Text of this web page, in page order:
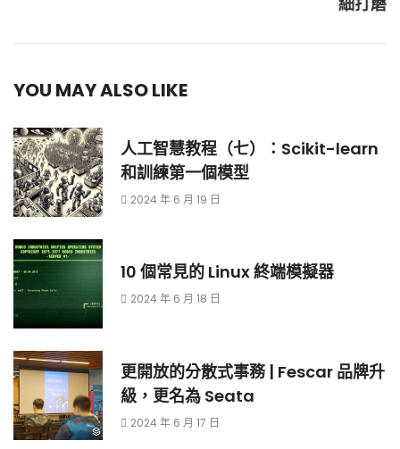
YOU MAY ALSO LIKE
人工智慧教程（七）：Scikit-learn
和訓練第一個模型
2024 年 6 月 19 日
10 個常見的 Linux 終端模擬器
2024 年 6 月 18 日
更開放的分散式事務 | Fescar 品牌升
級，更名為 Seata
2024 年 6 月 17 日